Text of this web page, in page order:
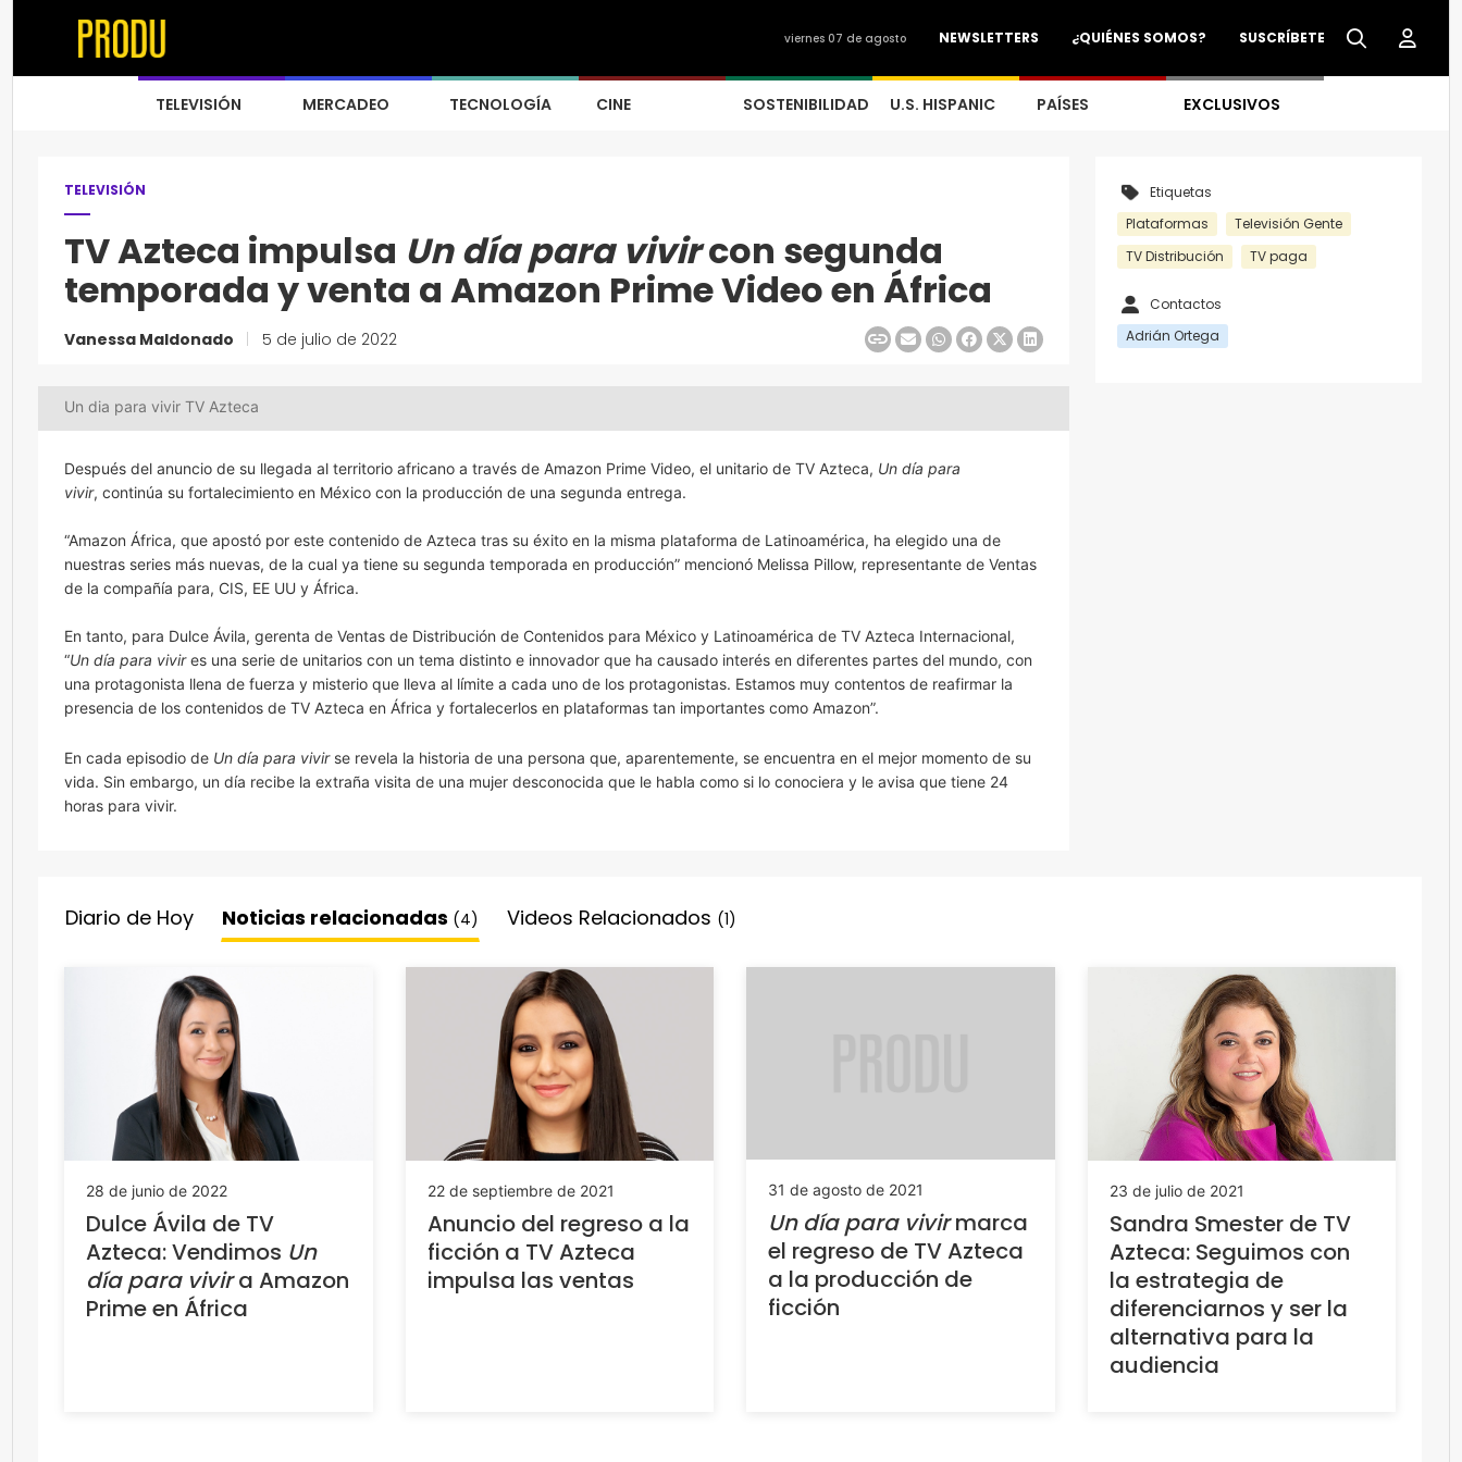
SUSCRÍBETE
¿QUIÉNES SOMOS?
NEWSLETTERS
viernes 07 de agosto
TELEVISIÓN MERCADEO TECNOLOGÍA CINE SOSTENIBILIDAD U.S. HISPANIC PAÍSES EXCLUSIVOS
TELEVISIÓN
TV Azteca impulsa Un día para vivircon segunda
temporada y venta a Amazon Prime Video en África
Vanessa Maldonado 5 de julio de 2022
Un dia para vivir TV Azteca
Después del anuncio de su llegada al territorio africano a través de Amazon Prime Video, el unitario de TV Azteca, Un día para
vivir, continúa su fortalecimiento en México con la producción de una segunda entrega.
“Amazon África, que apostó por este contenido de Azteca tras su éxito en la misma plataforma de Latinoamérica, ha elegido una de
nuestras series más nuevas, de la cual ya tiene su segunda temporada en producción” mencionó Melissa Pillow, representante de Ventas
de la compañía para, CIS, EE UU y África.
En tanto, para Dulce Ávila, gerenta de Ventas de Distribución de Contenidos para México y Latinoamérica de TV Azteca Internacional,
“Un día para vivires una serie de unitarios con un tema distinto e innovador que ha causado interés en diferentes partes del mundo, con
una protagonista llena de fuerza y misterio que lleva al límite a cada uno de los protagonistas. Estamos muy contentos de reafirmar la
presencia de los contenidos de TV Azteca en África y fortalecerlos en plataformas tan importantes como Amazon”.
En cada episodio de Un día para vivirse revela la historia de una persona que, aparentemente, se encuentra en el mejor momento de su
vida. Sin embargo, un día recibe la extraña visita de una mujer desconocida que le habla como si lo conociera y le avisa que tiene 24
horas para vivir.
Etiquetas
Plataformas
Televisión Gente
TV Distribución
TV paga
Contactos
Adrián Ortega
Diario de Hoy Noticias relacionadas (4) Videos Relacionados (1)
28 de junio de 2022
Dulce Ávila de TV
Azteca: Vendimos Un
día para vivira Amazon
Prime en África
22 de septiembre de 2021
Anuncio del regreso a la
ficción a TV Azteca
impulsa las ventas
31 de agosto de 2021
Un día para vivirmarca
el regreso de TV Azteca
a la producción de
ficción
23 de julio de 2021
Sandra Smester de TV
Azteca: Seguimos con
la estrategia de
diferenciarnos y ser la
alternativa para la
audiencia